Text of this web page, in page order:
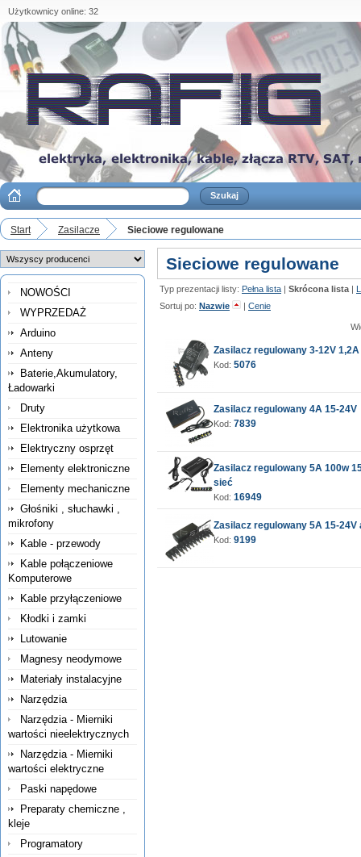
Użytkownicy online: 32
Start Zasilacze Sieciowe regulowane
NOWOŚCI
WYPRZEDAŻ
Arduino
Anteny
Baterie,Akumulatory,
Ładowarki
Druty
Elektronika użytkowa
Elektryczny osprzęt
Elementy elektroniczne
Elementy mechaniczne
Głośniki , słuchawki ,
mikrofony
Kable - przewody
Kable połączeniowe
Komputerowe
Kable przyłączeniowe
Kłodki i zamki
Lutowanie
Magnesy neodymowe
Materiały instalacyjne
Narzędzia
Narzędzia - Mierniki
wartości nieelektrycznych
Narzędzia - Mierniki
wartości elektryczne
Paski napędowe
Preparaty chemiczne ,
kleje
Programatory
Sieciowe regulowane
Typ prezentacji listy: Pełna lista | Skrócona lista |
Sortuj po: Nazwie | Cenie
Zasilacz regulowany 3-12V 1,2A
Kod: 5076
Zasilacz regulowany 4A 15-24V
Kod: 7839
Zasilacz regulowany 5A 100w
sieć
Kod: 16949
Zasilacz regulowany 5A 15-24V
Kod: 9199